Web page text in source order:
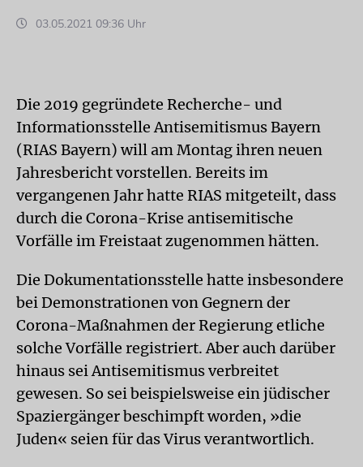
03.05.2021 09:36 Uhr
Die 2019 gegründete Recherche- und
Informationsstelle Antisemitismus Bayern
(RIAS Bayern) will am Montag ihren neuen
Jahresbericht vorstellen. Bereits im
vergangenen Jahr hatte RIAS mitgeteilt, dass
durch die Corona-Krise antisemitische
Vorfälle im Freistaat zugenommen hätten.
Die Dokumentationsstelle hatte insbesondere
bei Demonstrationen von Gegnern der
Corona-Maßnahmen der Regierung etliche
solche Vorfälle registriert. Aber auch darüber
hinaus sei Antisemitismus verbreitet
gewesen. So sei beispielsweise ein jüdischer
Spaziergänger beschimpft worden, »die
Juden« seien für das Virus verantwortlich.